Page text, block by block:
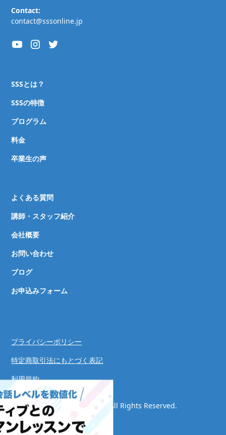
Contact:
contact@sssonline.jp
SSSとは？
SSSの特徴
プログラム
料金
卒業生の声
よくある質問
講師・スタッフ紹介
会社概要
お問い合わせ
ブログ
お申込みフォーム
© Speaking Success System. All Rights Reserved.
プライバシーポリシー
特定商取引法にもとづく表記
利用規約